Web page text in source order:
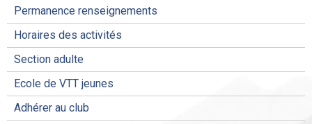
Permanence renseignements
Horaires des activités
Section adulte
Ecole de VTT jeunes
Adhérer au club